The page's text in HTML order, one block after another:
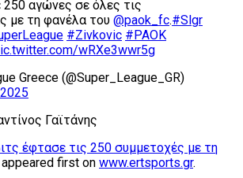
αγώνες σε όλες τις
με τη φανέλα του @paok_fc.#Slgr
#Zivkovic #PAOK
wRXe3wwr5g
Greece (@Super_League_GR)
Γαϊτάνης
έφτασε τις 250 συμμετοχές με τη
appeared first on www.ertsports.gr.